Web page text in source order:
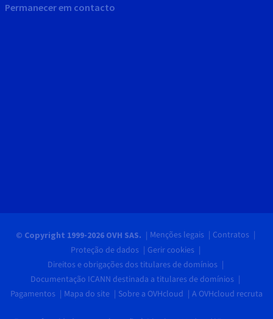
Permanecer em contacto
© Copyright 1999-2026 OVH SAS. Menções legais
Contratos
Proteção de dados
Gerir cookies
Direitos e obrigações dos titulares de domínios
Documentação ICANN destinada a titulares de domínios
Pagamentos
Mapa do site Sobre a OVHcloud A OVHcloud recruta